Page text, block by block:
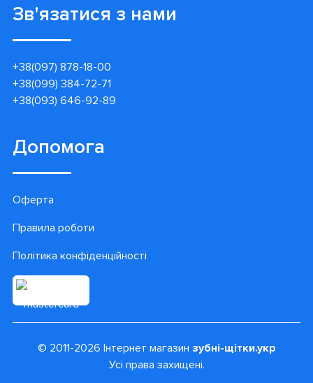
Зв'язатися з нами
+38(097) 878-18-00
+38(099) 384-72-71
+38(093) 646-92-89
Допомога
Оферта
Правила роботи
Політика конфіденційності
© 2011-2026 Інтернет магазин зубні-щітки.укр
Усі права захищені.